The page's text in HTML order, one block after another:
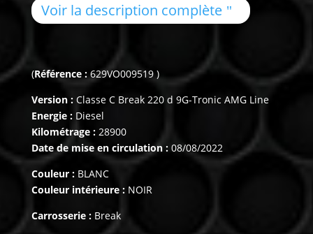
Voir la description complète
(Référence : 629VO009519 )
Version :Classe C Break 220 d 9G-Tronic AMG Line
Energie :Diesel
Kilométrage :28900
Date de mise en circulation :08/08/2022
Couleur :BLANC
Couleur intérieure : NOIR
Carrosserie :Break